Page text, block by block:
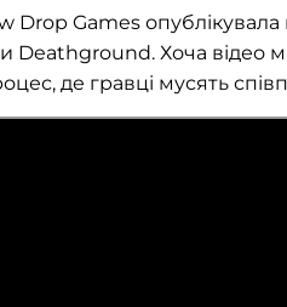
Drop Games
Deathground. Хоча відео
де гравці мусять